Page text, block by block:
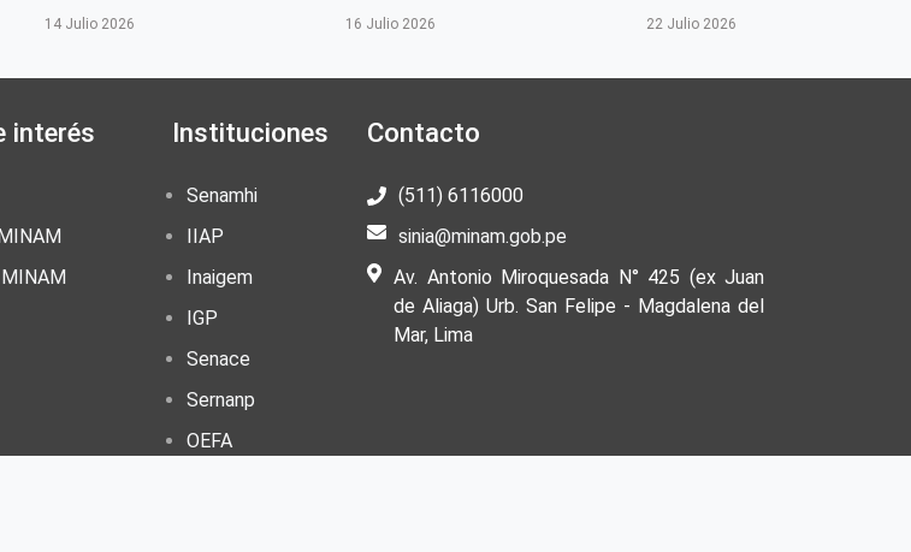
14 Julio 2026 16 Julio 2026 22 Julio 2026
interés Instituciones
Senamhi
IIAP
Inaigem
IGP
Senace
Sernanp
OEFA
Contacto
(511) 6116000
sinia@minam.gob.pe
Av. Antonio Miroquesada N° 425 (ex Juan
de Aliaga) Urb. San Felipe - Magdalena del
Mar, Lima